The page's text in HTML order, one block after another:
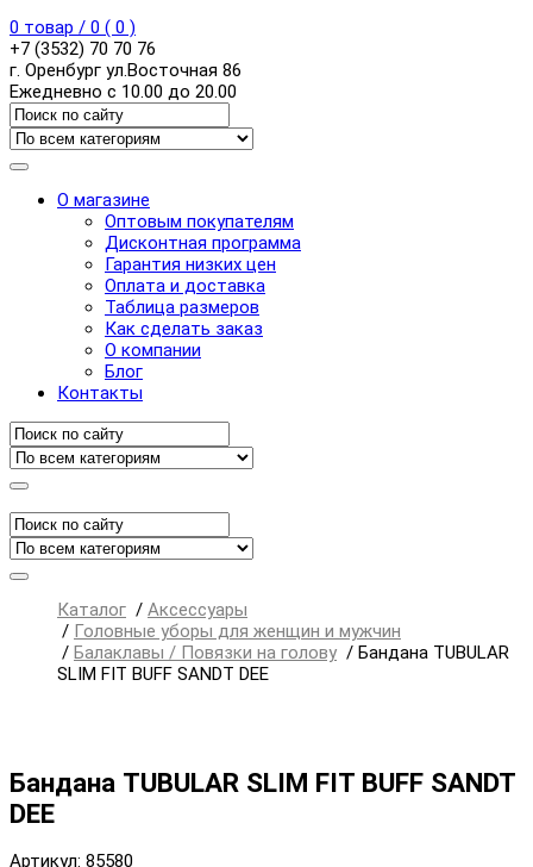
0 товар / 0 ( 0 )
+7 (3532) 70 70 76
г. Оренбург ул.Восточная 86
Ежедневно с 10.00 до 20.00
О магазине
Оптовым покупателям
Дисконтная программа
Гарантия низких цен
Оплата и доставка
Таблица размеров
Как сделать заказ
О компании
Блог
Контакты
Каталог / Аксессуары
/ Головные уборы для женщин и мужчин
/ Балаклавы / Повязки на голову / Бандана TUBULAR
SLIM FIT BUFF SANDT DEE
Бандана TUBULAR SLIM FIT BUFF SANDT
DEE
Артикул: 85580